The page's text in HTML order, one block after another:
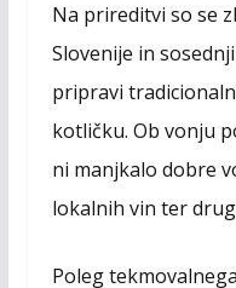
Na prireditvi so se
Slovenije in
pripravi
kotličku. Ob vonju
ni manjkalo dobre
lokalnih vin ter
Poleg